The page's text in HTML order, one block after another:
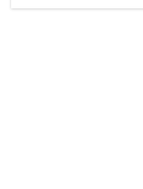
Der Weinbau dominert